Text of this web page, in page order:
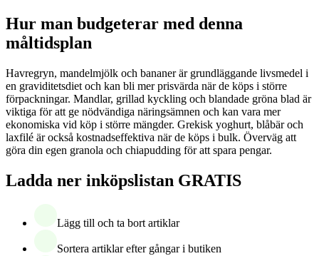
Hur man budgeterar med denna
måltidsplan
Havregryn, mandelmjölk och bananer är grundläggande livsmedel i
en graviditetsdiet och kan bli mer prisvärda när de köps i större
förpackningar. Mandlar, grillad kyckling och blandade gröna blad är
viktiga för att ge nödvändiga näringsämnen och kan vara mer
ekonomiska vid köp i större mängder. Grekisk yoghurt, blåbär och
laxfilé är också kostnadseffektiva när de köps i bulk. Överväg att
göra din egen granola och chiapudding för att spara pengar.
Ladda ner inköpslistan GRATIS
Lägg till och ta bort artiklar
Sortera artiklar efter gångar i butiken